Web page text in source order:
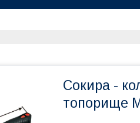
Сокира -
топорище